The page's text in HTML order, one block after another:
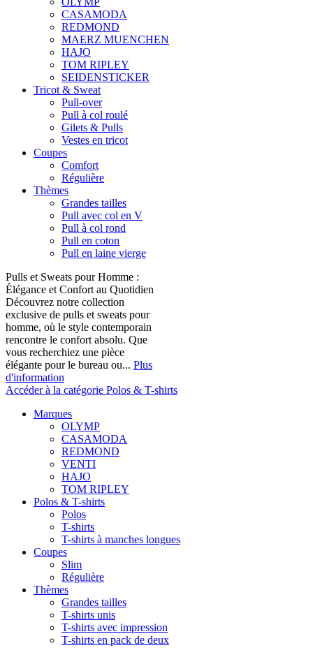
CASAMODA
REDMOND
MAERZ MUENCHEN
HAJO
TOM RIPLEY
SEIDENSTICKER
Tricot & Sweat
Pull-over
Pull à col roulé
Gilets & Pulls
Vestes en tricot
Coupes
Comfort
Régulière
Thèmes
Grandes tailles
Pull avec col en V
Pull à col rond
Pull en coton
Pull en laine vierge
Pulls et Sweats pour Homme :
Élégance et Confort au Quotidien
Découvrez notre collection
exclusive de pulls et sweats pour
homme, où le style contemporain
rencontre le confort absolu. Que
vous recherchiez une pièce
élégante pour le bureau ou... Plus
d'information
Accéder à la catégorie Polos & T-shirts
Marques
OLYMP
CASAMODA
REDMOND
VENTI
HAJO
TOM RIPLEY
Polos & T-shirts
Polos
T-shirts
T-shirts à manches longues
Coupes
Slim
Régulière
Thèmes
Grandes tailles
T-shirts unis
T-shirts avec impression
T-shirts en pack de deux